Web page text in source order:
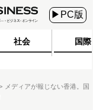
▶PC版
社会 国際
メディアが報じない香港。国